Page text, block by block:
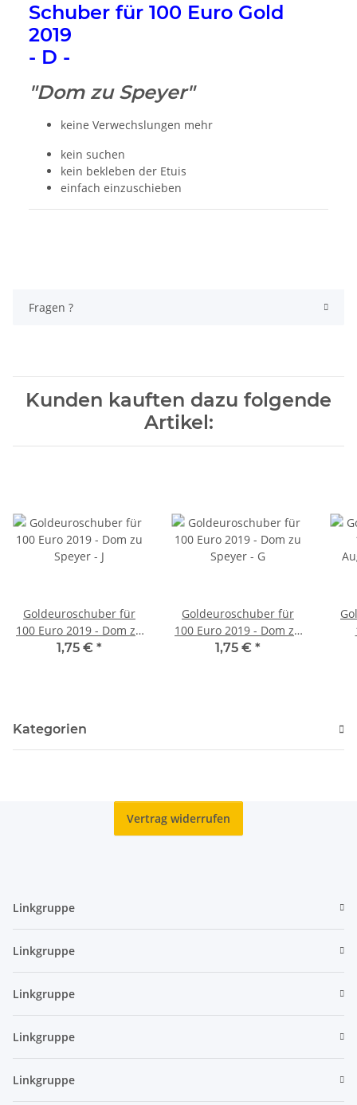
Schuber für 100 Euro Gold
2019
- D -
"Dom zu Speyer"
keine Verwechslungen mehr
kein suchen
kein bekleben der Etuis
einfach einzuschieben
Fragen ?
Kunden kauften dazu folgende
Artikel:
Goldeuroschuber für
100 Euro 2019 - Dom zu
Speyer - J
1,75 € *
Goldeuroschuber für
100 Euro 2019 - Dom zu
Speyer - G
1,75 € *
Kategorien
Vertrag widerrufen
Linkgruppe
Linkgruppe
Linkgruppe
Linkgruppe
Linkgruppe